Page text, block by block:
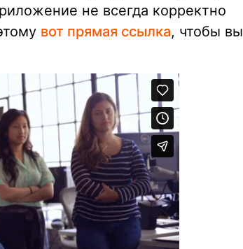
не всегда корректно
вот прямая ссылка, чтобы вы